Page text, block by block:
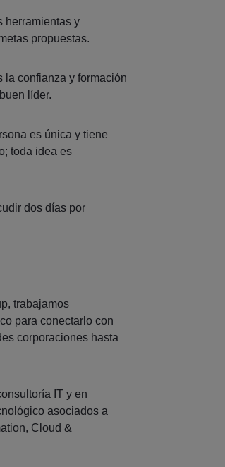
herramientas y
propuestas.
la confianza y formación
líder.
es única y tiene
toda idea es
dos días por
trabajamos
para conectarlo con
corporaciones hasta
IT y en
asociados a
Cloud &